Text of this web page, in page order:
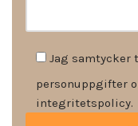
Jag
personuppgifter
integritetspolicy.